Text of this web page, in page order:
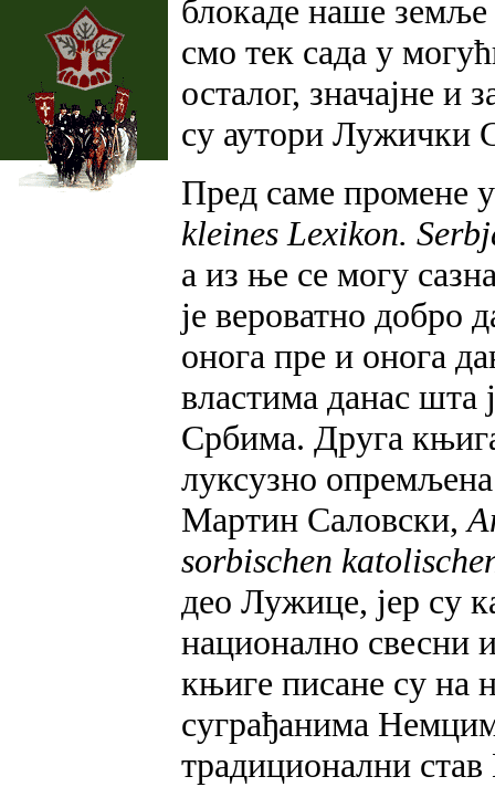
блокаде наше земље
смо тек сада у
осталог, значајне
су аутори Лужички
Пред саме промене
kleines Lexikon.
а из ње се могу
је вероватно добро
онога пре и онога
властима данас
Србима. Друга
луксузно
Мартин Саловски,
sorbischen
део Лужице, јер су
национално свесни
књиге писане су на
суграђанима
традиционални